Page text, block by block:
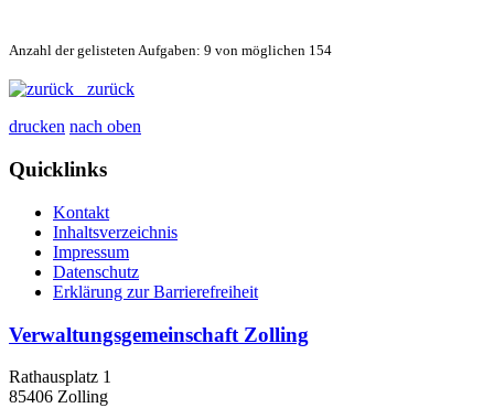
Anzahl der gelisteten Aufgaben: 9 von möglichen 154
zurück
drucken nach oben
Quicklinks
Kontakt
Inhaltsverzeichnis
Impressum
Datenschutz
Erklärung zur Barrierefreiheit
Verwaltungsgemeinschaft Zolling
Rathausplatz 1
85406 Zolling